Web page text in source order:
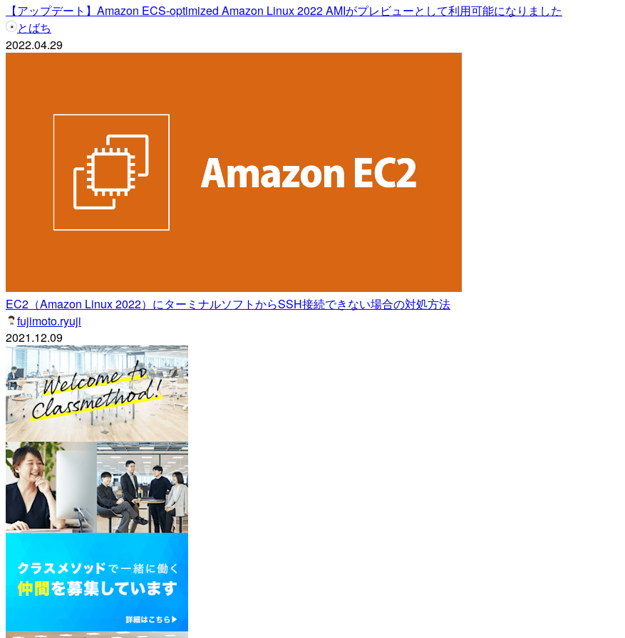
【アップデート】Amazon ECS-optimized Amazon Linux 2022 AMIがプレビューとして利用可能になりました
とばち
2022.04.29
EC2（Amazon Linux 2022）にターミナルソフトからSSH接続できない場合の対処方法
fujimoto.ryuji
2021.12.09